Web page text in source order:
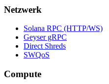
Netzwerk
Solana RPC (HTTP/WS)
Geyser gRPC
Direct Shreds
SWQoS
Compute